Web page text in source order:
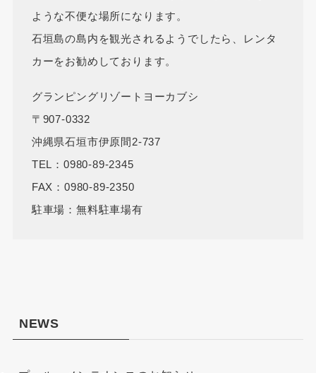
ような不便な場所になります。
石垣島の島内を観光されるようでしたら、レンタ
カーをお勧めしております。
グランピングリゾートヨーカブシ
〒907-0332
沖縄県石垣市伊原間2-737
TEL：0980-89-2345
FAX：0980-89-2350
駐車場：無料駐車場有
NEWS